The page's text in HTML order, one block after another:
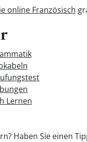
online Französisch
Lernen
Haben Sie einen